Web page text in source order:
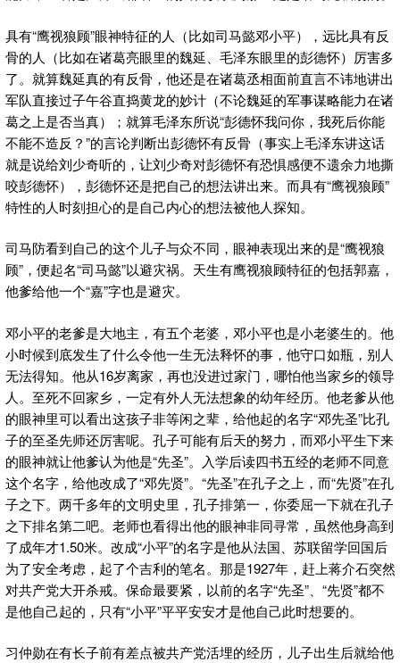
具有“鹰视狼顾”眼神特征的人（比如司马懿邓小平），远比具有反
骨的人（比如在诸葛亮眼里的魏延、毛泽东眼里的彭德怀）厉害多
了。就算魏延真的有反骨，他还是在诸葛丞相面前直言不讳地讲出
军队直接过子午谷直捣黄龙的妙计（不论魏延的军事谋略能力在诸
葛之上是否当真）；就算毛泽东所说“彭德怀我问你，我死后你能
不能不造反？”的言论判断出彭德怀有反骨（事实上毛泽东讲这话
就是说给刘少奇听的，让刘少奇对彭德怀有恐惧感便不遗余力地撕
咬彭德怀），彭德怀还是把自己的想法讲出来。而具有“鹰视狼顾”
特性的人时刻担心的是自己内心的想法被他人探知。
司马防看到自己的这个儿子与众不同，眼神表现出来的是“鹰视狼
顾”，便起名“司马懿”以避灾祸。天生有鹰视狼顾特征的包括郭嘉，
他爹给他一个“嘉”字也是避灾。
邓小平的老爹是大地主，有五个老婆，邓小平也是小老婆生的。他
小时候到底发生了什么令他一生无法释怀的事，他守口如瓶，别人
无法得知。他从16岁离家，再也没进过家门，哪怕他当家乡的领导
人。至死不回家乡，一定有外人无法想象的幼年经历。他老爹从他
的眼神里可以看出这孩子非等闲之辈，给他起的名字“邓先圣”比孔
子的至圣先师还厉害呢。孔子可能有后天的努力，而邓小平生下来
的眼神就让他爹认为他是“先圣”。入学后读四书五经的老师不同意
这个名字，给他改成了“邓先贤”。“先圣”在孔子之上，而“先贤”在孔
子之下。两千多年的文明史里，孔子排第一，你委屈一下就在孔子
之下排名第二吧。老师也看得出他的眼神非同寻常，虽然他身高到
了成年才1.50米。改成“小平”的名字是他从法国、苏联留学回国后
为了安全考虑，起了个吉利的笔名。那是1927年，赶上蒋介石突然
对共产党大开杀戒。保命最要紧，以前的名字“先圣”、“先贤”都不
是他自己起的，只有“小平”平平安安才是他自己此时想要的。
习仲勋在有长子前有差点被共产党活埋的经历，儿子出生后就给他